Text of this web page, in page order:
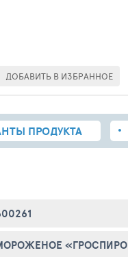
ДОБАВИТЬ В ИЗБРАННОЕ
ПРОДУКТА